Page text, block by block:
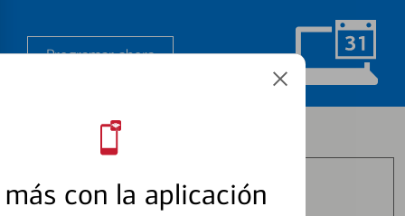
con la aplicación
Programar ahora
Los productos de inversión y seguros:
No Están Asegurados por FDIC